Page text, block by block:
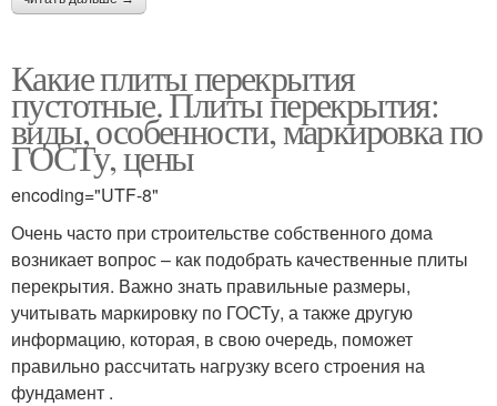
Какие плиты перекрытия
пустотные. Плиты перекрытия:
виды, особенности, маркировка по
ГОСТу, цены
encoding="UTF-8"
Очень часто при строительстве собственного дома
возникает вопрос – как подобрать качественные плиты
перекрытия. Важно знать правильные размеры,
учитывать маркировку по ГОСТу, а также другую
информацию, которая, в свою очередь, поможет
правильно рассчитать нагрузку всего строения на
фундамент .